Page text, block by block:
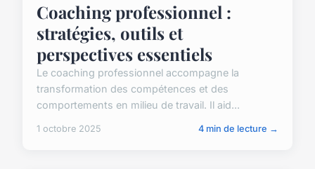
Coaching professionnel :
stratégies, outils et
perspectives essentiels
Le coaching professionnel accompagne la
transformation des compétences et des
comportements en milieu de travail. Il aid...
1 octobre 2025 4 min de lecture →